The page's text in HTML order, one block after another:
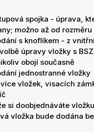
spojka - úprava,
možno až od rozměru
s knoflíkem - z
volbě úpravy vložky s
obojí současně
jednostranné vložky
vložek, visacích
si doobjednáváte
vložka bude dodána